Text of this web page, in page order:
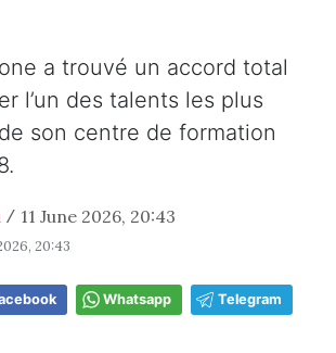
a trouvé un accord total
l’un des talents les plus
son centre de formation
/ 11 June 2026, 20:43
20:43
Whatsapp Telegram